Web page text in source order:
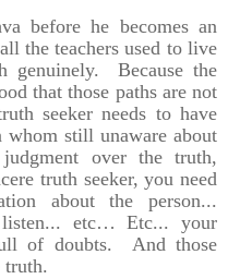
before he becomes an
the teachers used to live
Because the
that those paths are not
seeker needs to have
whom still unaware about
over the truth,
truth seeker, you need
about the person...
etc… Etc... your
of doubts. And those
truth.